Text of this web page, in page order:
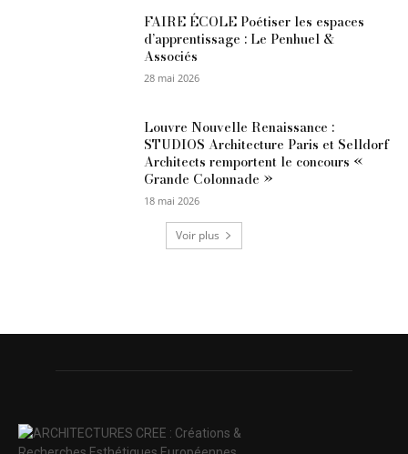
FAIRE ÉCOLE Poétiser les espaces
d’apprentissage : Le Penhuel &
Associés
28 mai 2026
Louvre Nouvelle Renaissance :
STUDIOS Architecture Paris et Selldorf
Architects remportent le concours «
Grande Colonnade »
18 mai 2026
Voir plus